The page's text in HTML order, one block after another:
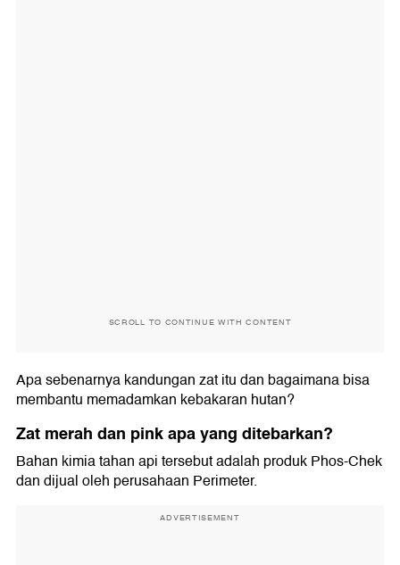
SCROLL TO CONTINUE WITH CONTENT
Apa sebenarnya kandungan zat itu dan bagaimana bisa
membantu memadamkan kebakaran hutan?
Zat merah dan pink apa yang ditebarkan?
Bahan kimia tahan api tersebut adalah produk Phos-Chek
dan dijual oleh perusahaan Perimeter.
ADVERTISEMENT